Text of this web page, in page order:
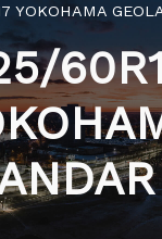
YOKOHAMA